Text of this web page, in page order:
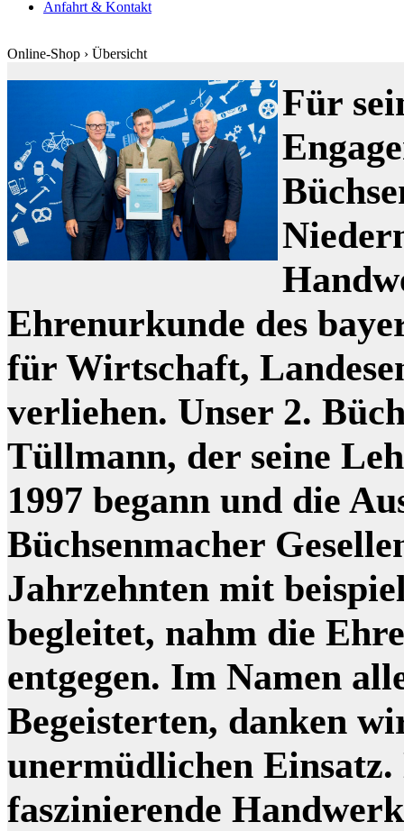
Anfahrt & Kontakt
Online-Shop › Übersicht
Für
Ehrenurkunde des
für Wirtschaft,
verliehen. Unser 2.
Tüllmann, der seine
1997 begann und die
Büchsenmacher
Jahrzehnten mit
begleitet, nahm die
entgegen. Im Namen
Begeisterten, danken
unermüdlichen Einsatz.
faszinierende